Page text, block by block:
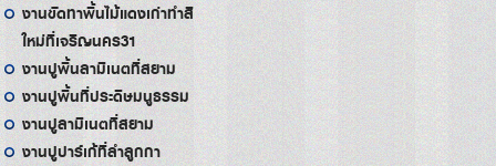
งานขัดทาพื้นไม้แดงเก่าทำสี
ใหม่ที่เจริญนคร31
งานปูพื้นลามิเนตที่สยาม
งานปูพื้นที่ประดิษมนูธรรม
งานปูลามิเนตที่สยาม
งานปูปาร์เก้ที่ลำลูกกา